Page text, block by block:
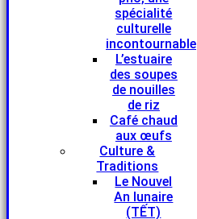
spécialité
culturelle
incontournable
L’estuaire
des soupes
de nouilles
de riz
Café chaud
aux œufs
Culture &
Traditions
Le Nouvel
An lunaire
(TẾT)